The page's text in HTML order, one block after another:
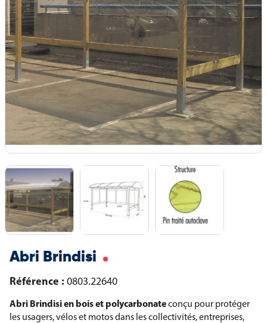
Abri Brindisi
Référence : 0803.22640
Abri Brindisi en bois et polycarbonateconçu pour protéger
les usagers, vélos et motos dans les collectivités, entreprises,